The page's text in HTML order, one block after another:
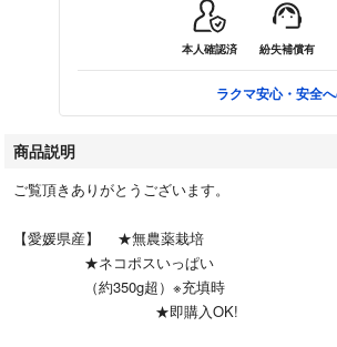
本人確認済 紛失補償有
ラクマ安心・安全
商品説明
ご覧頂きありがとうございます。
【愛媛県産】 ★無農薬栽培
★ネコポスいっぱい
（約350g超）※充填時
★即購入OK!